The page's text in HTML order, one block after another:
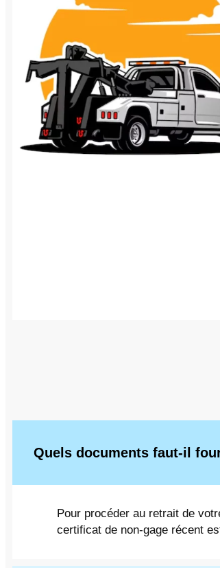
Quels documents faut-il
Pour procéder au retrait de
certificat de non-gage récent